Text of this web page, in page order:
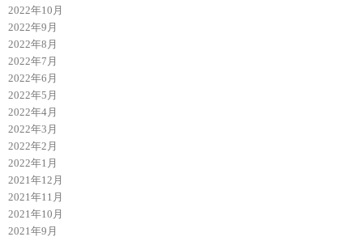
2022年10月
2022年9月
2022年8月
2022年7月
2022年6月
2022年5月
2022年4月
2022年3月
2022年2月
2022年1月
2021年12月
2021年11月
2021年10月
2021年9月